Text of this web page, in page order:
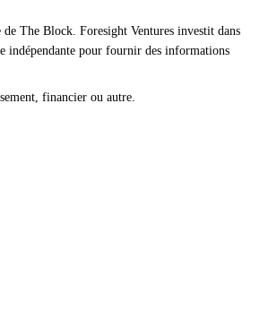
The Block. Foresight Ventures investit dans
indépendante pour fournir des informations
financier ou autre.